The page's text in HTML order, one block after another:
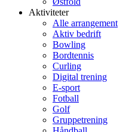
Aktiviteter
Alle arrangement
Aktiv bedrift
Bowling
Bordtennis
Curling
Digital trening
E-sport
Fotball
Golf
Gruppetrening